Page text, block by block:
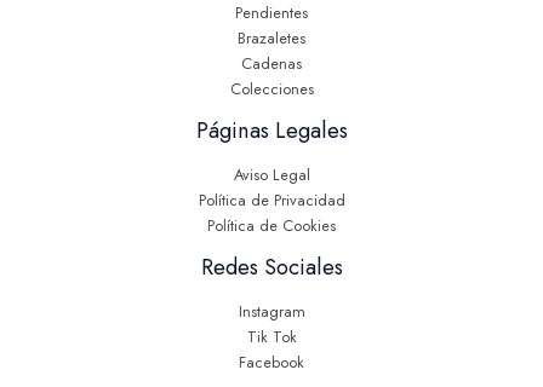
Pendientes
Brazaletes
Cadenas
Colecciones
Páginas Legales
Aviso Legal
Política de Privacidad
Política de Cookies
Redes Sociales
Instagram
Tik Tok
Facebook